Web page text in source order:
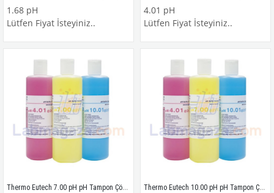
1.68 pH
Lütfen Fiyat İsteyiniz..
4.01 pH
Lütfen Fiyat İsteyiniz..
Thermo Eutech 7.00 pH pH Tampon Çözeltisi 3 yıl ömürlü, 480 ml. Thermo Eutech 10.00 pH pH Tampon Çözeltisi 3 yıl ömürlü, 480 ml.